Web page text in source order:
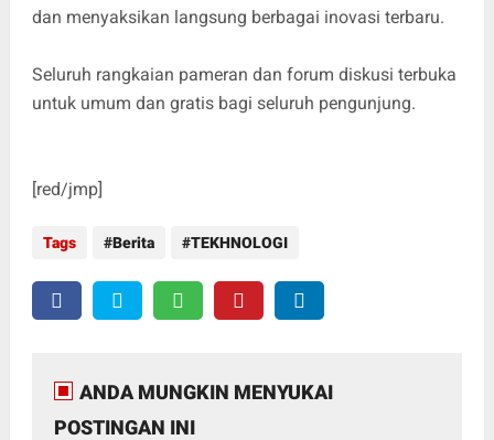
dan menyaksikan langsung berbagai inovasi terbaru.
Seluruh rangkaian pameran dan forum diskusi terbuka
untuk umum dan gratis bagi seluruh pengunjung.
[red/jmp]
Tags Berita TEKHNOLOGI
ANDA MUNGKIN MENYUKAI
POSTINGAN INI